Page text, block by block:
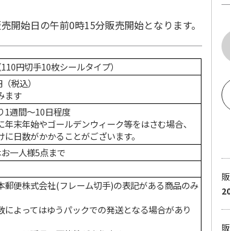
開始日の午前0時15分販売開始となります。
円切手10枚シールタイプ）
税込）
ます
1週間～10日程度
末年始やゴールデンウィーク等をはさむ場合、
日数がかかることがございます。
一人様5点まで
郵便株式会社(フレーム切手)の表記がある商品のみ
によってはゆうパックでの発送となる場合があり